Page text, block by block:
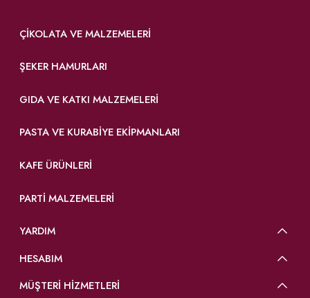
ÇIKOLATA VE MALZEMELERI
ŞEKER HAMURLARI
GIDA VE KATKI MALZEMELERI
PASTA VE KURABIYE EKIPMANLARI
KAFE ÜRÜNLERI
PARTI MALZEMELERI
YARDIM
HESABIM
MÜŞTERİ HİZMETLERİ